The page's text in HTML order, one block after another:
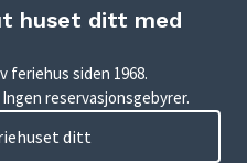
huset ditt med
feriehus siden 1968.
reservasjonsgebyrer.
ditt